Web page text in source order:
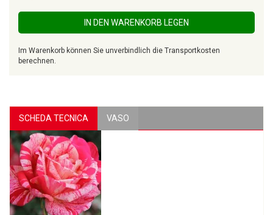
IN DEN WARENKORB LEGEN
Im Warenkorb können Sie unverbindlich die Transportkosten
berechnen.
SCHEDA TECNICA VASO